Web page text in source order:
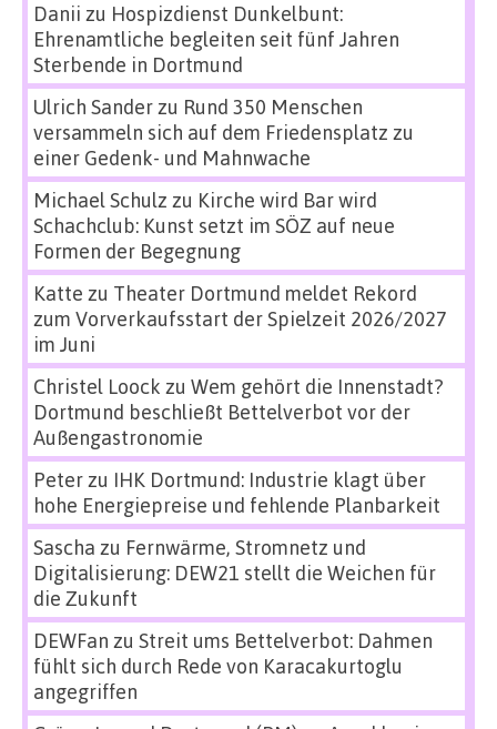
Danii zu Hospizdienst Dunkelbunt:
Ehrenamtliche begleiten seit fünf Jahren
Sterbende in Dortmund
Ulrich Sanderzu Rund 350 Menschen
versammeln sich auf dem Friedensplatz zu
einer Gedenk- und Mahnwache
Michael Schulz zu Kirche wird Bar wird
Schachclub: Kunst setzt im SÖZ auf neue
Formen der Begegnung
Katte zu Theater Dortmund meldet Rekord
zum Vorverkaufsstart der Spielzeit 2026/2027
im Juni
Christel Loock zu Wem gehört die Innenstadt?
Dortmund beschließt Bettelverbot vor der
Außengastronomie
Peterzu IHK Dortmund: Industrie klagt über
hohe Energiepreise und fehlende Planbarkeit
Sascha zu Fernwärme, Stromnetz und
Digitalisierung: DEW21 stellt die Weichen für
die Zukunft
DEWFan zu Streit ums Bettelverbot: Dahmen
fühlt sich durch Rede von Karacakurtoglu
angegriffen